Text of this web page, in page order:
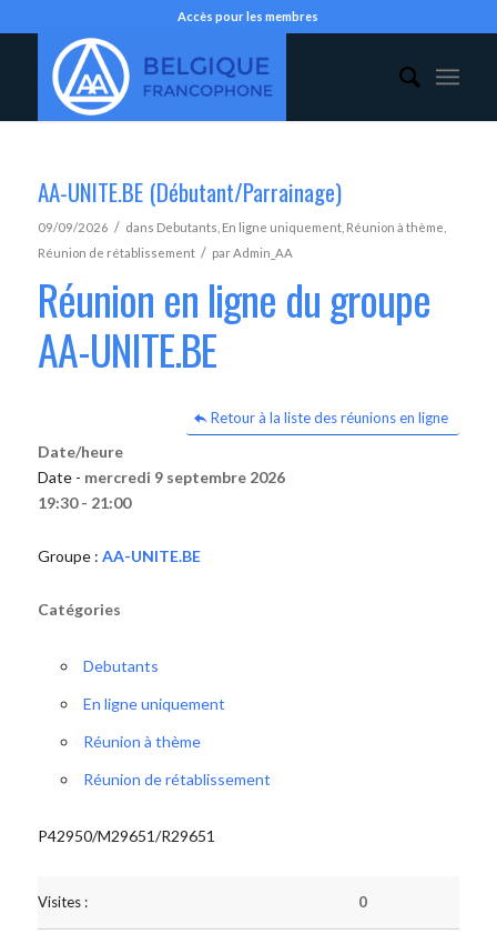
Accès pour les membres
AA-UNITE.BE (Débutant/Parrainage)
09/09/2026 / dans Debutants En ligne uniquement, Réunion à thème
Réunion de rétablissement / parAdmin_AA
Réunion en ligne du groupe
AA-UNITE.BE
Retour à la liste des réunions en ligne
Date/heure
Date - mercredi 9 septembre 2026
19:30 - 21:00
Groupe : AA-UNITE.BE
Catégories
Debutants
En ligne uniquement
Réunion à thème
Réunion de rétablissement
P42950/M29651/R29651
Visites : 0